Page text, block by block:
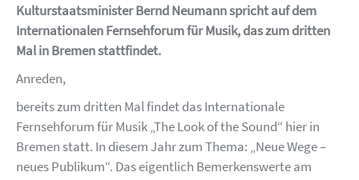
Kulturstaatsminister Bernd Neumann spricht auf dem
Internationalen Fernsehforum für Musik, das zum dritten
Mal in Bremen stattfindet.
Anreden,
bereits zum dritten Mal findet das Internationale
Fernsehforum für Musik „The Look of the Sound“ hier in
Bremen statt. In diesem Jahr zum Thema: „Neue Wege –
neues Publikum“. Das eigentlich Bemerkenswerte am